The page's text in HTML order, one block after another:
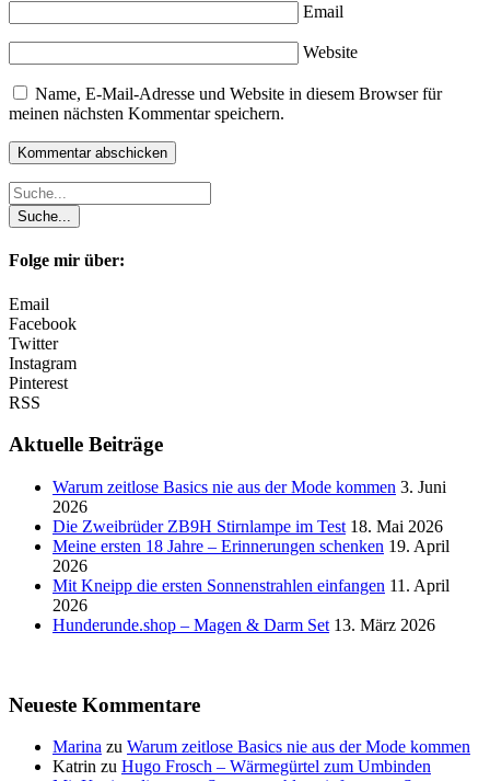
Email
Website
Name, E-Mail-Adresse und Website in diesem Browser für
meinen nächsten Kommentar speichern.
Folge mir über:
Email
Facebook
Twitter
Instagram
Pinterest
RSS
Aktuelle Beiträge
Warum zeitlose Basics nie aus der Mode kommen 3. Juni
2026
Die Zweibrüder ZB9H Stirnlampe im Test 18. Mai 2026
Meine ersten 18 Jahre – Erinnerungen schenken 19. April
2026
Mit Kneipp die ersten Sonnenstrahlen einfangen 11. April
2026
Hunderunde.shop – Magen & Darm Set 13. März 2026
Neueste Kommentare
Marina zu Warum zeitlose Basics nie aus der Mode kommen
Katrin zu Hugo Frosch – Wärmegürtel zum Umbinden